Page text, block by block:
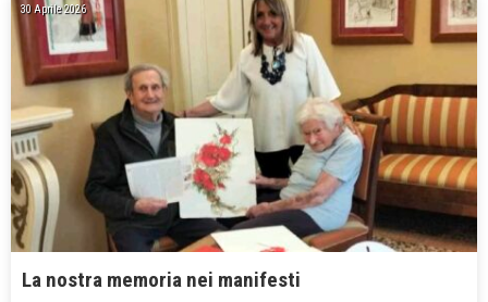
30 Aprile 2026
La nostra memoria nei manifesti